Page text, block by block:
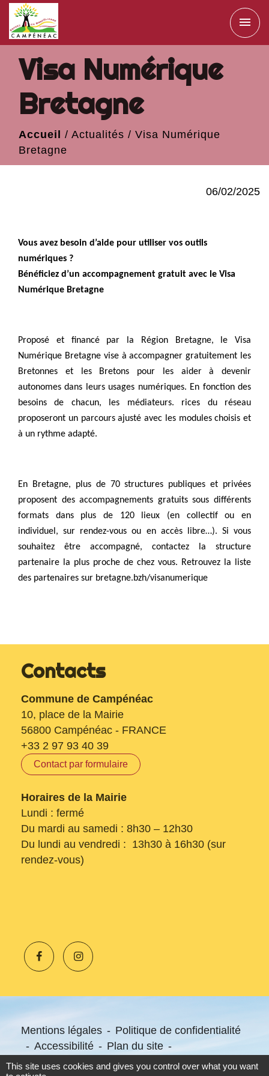
menu
Visa Numérique
Bretagne
Accueil / Actualités / Visa Numérique
Bretagne
06/02/2025
Vous avez besoin d’aide pour utiliser vos outils
numériques ?
Bénéficiez d’un accompagnement gratuit avec le Visa
Numérique Bretagne
Proposé et financé par la Région Bretagne, le Visa
Numérique Bretagne vise à accompagner gratuitement les
Bretonnes et les Bretons pour les aider à devenir
autonomes dans leurs usages numériques. En fonction des
besoins de chacun, les médiateurs. rices du réseau
proposeront un parcours ajusté avec les modules choisis et
à un rythme adapté.
En Bretagne, plus de 70 structures publiques et privées
proposent des accompagnements gratuits sous différents
formats dans plus de 120 lieux (en collectif ou en
individuel, sur rendez-vous ou en accès libre…). Si vous
souhaitez être accompagné, contactez la structure
partenaire la plus proche de chez vous. Retrouvez la liste
des partenaires sur bretagne.bzh/visanumerique
Contacts
Commune de Campénéac
10, place de la Mairie
56800 Campénéac - FRANCE
+33 2 97 93 40 39
Contact par formulaire
Horaires de la Mairie
Lundi : fermé
Du mardi au samedi : 8h30 – 12h30
Du lundi au vendredi : 13h30 à 16h30 (sur
rendez-vous)
Mentions légales - Politique de confidentialité
- Accessibilité - Plan du site -
Gestion des cookies
This site uses cookies and gives you control over what you want